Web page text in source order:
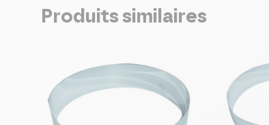
Produits similaires